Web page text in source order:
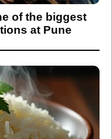
of the biggest
at Pune